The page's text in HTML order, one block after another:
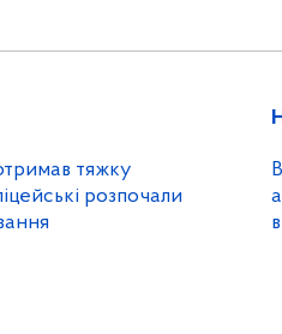
тяжку
розпочали